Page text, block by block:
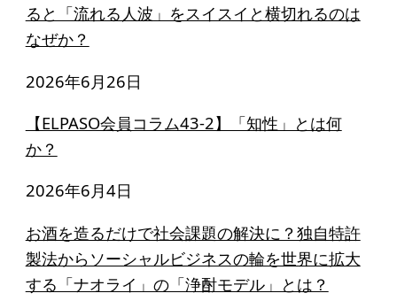
ると「流れる人波」をスイスイと横切れるのは
なぜか？
2026年6月26日
【ELPASO会員コラム43-2】「知性」とは何
か？
2026年6月4日
お酒を造るだけで社会課題の解決に？独自特許
製法からソーシャルビジネスの輪を世界に拡大
する「ナオライ」の「浄酎モデル」とは？